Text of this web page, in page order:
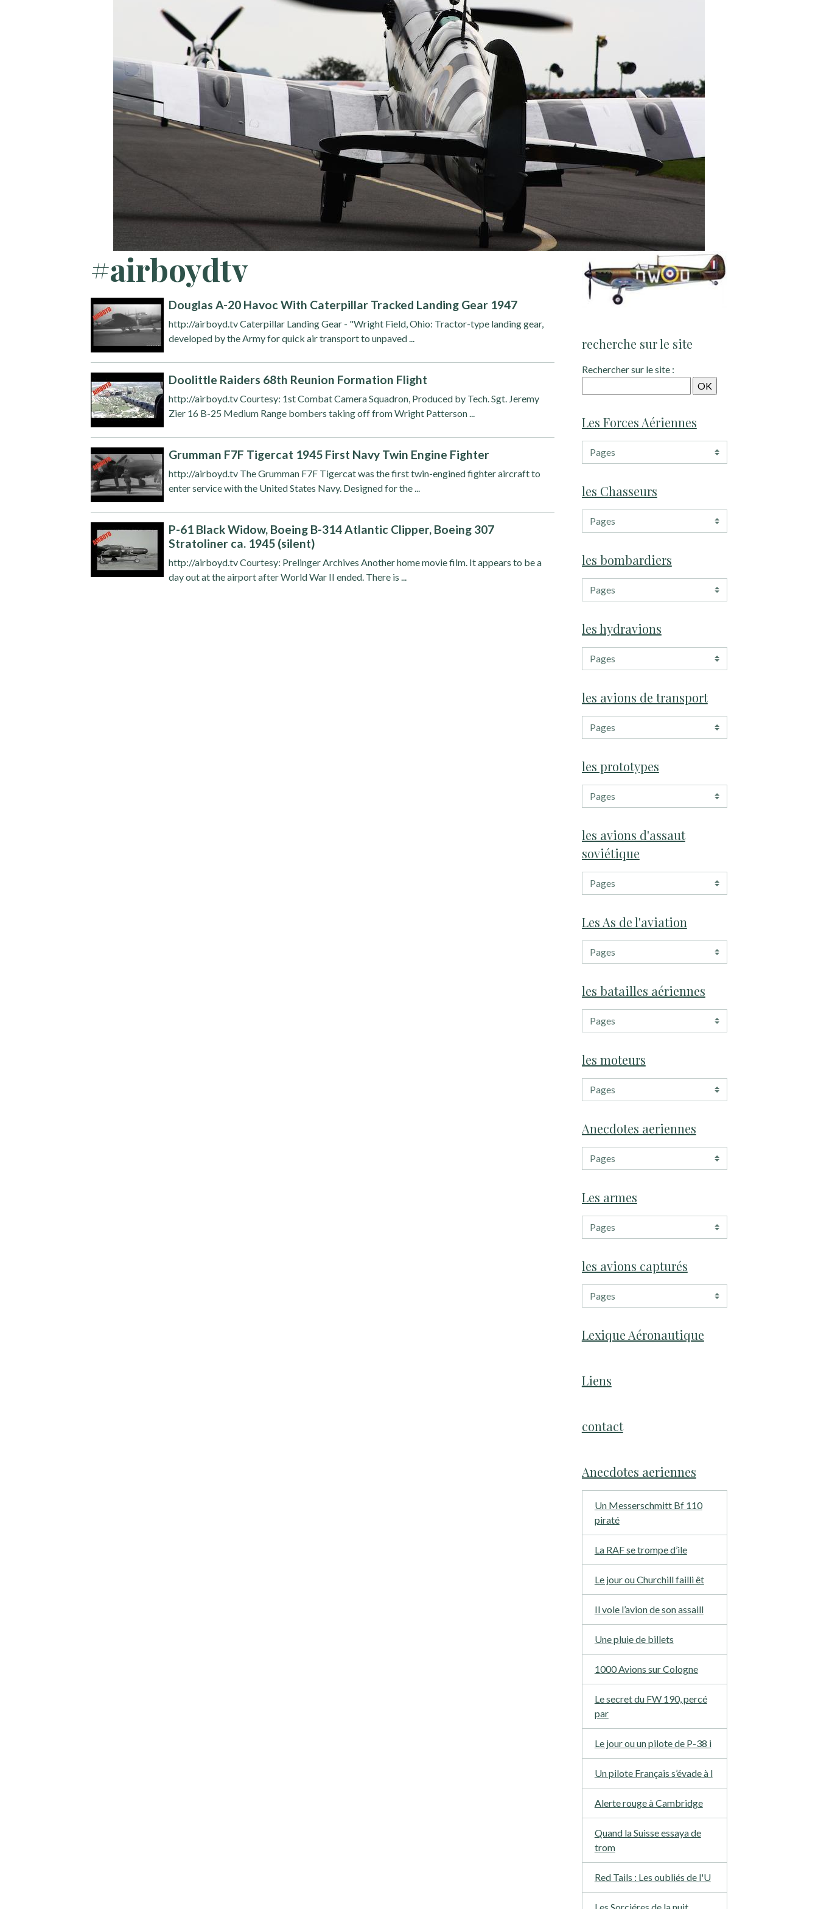
#airboydtv
Douglas A-20 Havoc With Caterpillar Tracked Landing Gear 1947
http://airboyd.tv Caterpillar Landing Gear - "Wright Field, Ohio: Tractor-type landing gear,
developed by the Army for quick air transport to unpaved ...
Doolittle Raiders 68th Reunion Formation Flight
http://airboyd.tv Courtesy: 1st Combat Camera Squadron, Produced by Tech. Sgt. Jeremy
Zier 16 B-25 Medium Range bombers taking off from Wright Patterson ...
Grumman F7F Tigercat 1945 First Navy Twin Engine Fighter
http://airboyd.tv The Grumman F7F Tigercat was the first twin-engined fighter aircraft to
enter service with the United States Navy. Designed for the ...
P-61 Black Widow, Boeing B-314 Atlantic Clipper, Boeing 307
Stratoliner ca. 1945 (silent)
http://airboyd.tv Courtesy: Prelinger Archives Another home movie film. It appears to be a
day out at the airport after World War II ended. There is ...
recherche sur le site
Rechercher sur le site :
Les Forces Aériennes
les Chasseurs
les bombardiers
les hydravions
les avions de transport
les prototypes
les avions d'assaut
soviétique
Les As de l'aviation
les batailles aériennes
les moteurs
Anecdotes aeriennes
Les armes
les avions capturés
Lexique Aéronautique
Liens
contact
Anecdotes aeriennes
Un Messerschmitt Bf 110
piraté
La RAF se trompe d’ile
Le jour ou Churchill failli êt
Il vole l’avion de son assaill
Une pluie de billets
1000 Avions sur Cologne
Le secret du FW 190, percé
par
Le jour ou un pilote de P-38 i
Un pilote Français s’évade à l
Alerte rouge à Cambridge
Quand la Suisse essaya de
trom
Red Tails : Les oubliés de l'U